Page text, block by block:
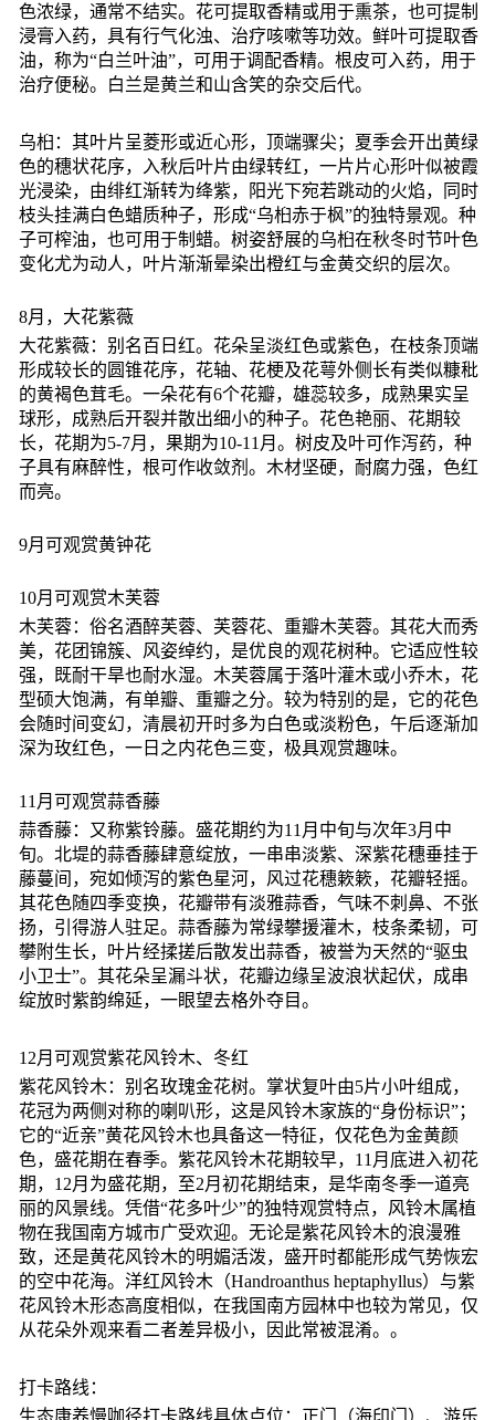
色浓绿，通常不结实。花可提取香精或用于熏茶，也可提制
浸膏入药，具有行气化浊、治疗咳嗽等功效。鲜叶可提取香
油，称为“白兰叶油”，可用于调配香精。根皮可入药，用于
治疗便秘。白兰是黄兰和山含笑的杂交后代。
乌桕：其叶片呈菱形或近心形，顶端骤尖；夏季会开出黄绿
色的穗状花序，入秋后叶片由绿转红，一片片心形叶似被霞
光浸染，由绯红渐转为绛紫，阳光下宛若跳动的火焰，同时
枝头挂满白色蜡质种子，形成“乌桕赤于枫”的独特景观。种
子可榨油，也可用于制蜡。树姿舒展的乌桕在秋冬时节叶色
变化尤为动人，叶片渐渐晕染出橙红与金黄交织的层次。
8月，大花紫薇
大花紫薇：别名百日红。花朵呈淡红色或紫色，在枝条顶端
形成较长的圆锥花序，花轴、花梗及花萼外侧长有类似糠秕
的黄褐色茸毛。一朵花有6个花瓣，雄蕊较多，成熟果实呈
球形，成熟后开裂并散出细小的种子。花色艳丽、花期较
长，花期为5-7月，果期为10-11月。树皮及叶可作泻药，种
子具有麻醉性，根可作收敛剂。木材坚硬，耐腐力强，色红
而亮。
9月可观赏黄钟花
10月可观赏木芙蓉
木芙蓉：俗名酒醉芙蓉、芙蓉花、重瓣木芙蓉。其花大而秀
美，花团锦簇、风姿绰约，是优良的观花树种。它适应性较
强，既耐干旱也耐水湿。木芙蓉属于落叶灌木或小乔木，花
型硕大饱满，有单瓣、重瓣之分。较为特别的是，它的花色
会随时间变幻，清晨初开时多为白色或淡粉色，午后逐渐加
深为玫红色，一日之内花色三变，极具观赏趣味。
11月可观赏蒜香藤
蒜香藤：又称紫铃藤。盛花期约为11月中旬与次年3月中
旬。北堤的蒜香藤肆意绽放，一串串淡紫、深紫花穗垂挂于
藤蔓间，宛如倾泻的紫色星河，风过花穗簌簌，花瓣轻摇。
其花色随四季变换，花瓣带有淡雅蒜香，气味不刺鼻、不张
扬，引得游人驻足。蒜香藤为常绿攀援灌木，枝条柔韧，可
攀附生长，叶片经揉搓后散发出蒜香，被誉为天然的“驱虫
小卫士”。其花朵呈漏斗状，花瓣边缘呈波浪状起伏，成串
绽放时紫韵绵延，一眼望去格外夺目。
12月可观赏紫花风铃木、冬红
紫花风铃木：别名玫瑰金花树。掌状复叶由5片小叶组成，
花冠为两侧对称的喇叭形，这是风铃木家族的“身份标识”；
它的“近亲”黄花风铃木也具备这一特征，仅花色为金黄颜
色，盛花期在春季。紫花风铃木花期较早，11月底进入初花
期，12月为盛花期，至2月初花期结束，是华南冬季一道亮
丽的风景线。凭借“花多叶少”的独特观赏特点，风铃木属植
物在我国南方城市广受欢迎。无论是紫花风铃木的浪漫雅
致，还是黄花风铃木的明媚活泼，盛开时都能形成气势恢宏
的空中花海。洋红风铃木（Handroanthus heptaphyllus）与紫
花风铃木形态高度相似，在我国南方园林中也较为常见，仅
从花朵外观来看二者差异极小，因此常被混淆。。
打卡路线：
生态康养慢咖径打卡路线具体点位：正门（海印门）、游乐